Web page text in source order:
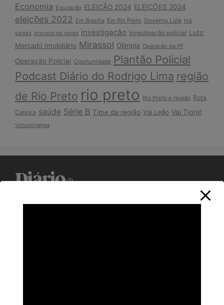
Economia Educação ELEIÇÃO 2024 ELEIÇÕES 2024
eleições 2022 Em Brasília Em Rio Preto Governo Lula Há
vagas
Imposto de renda investigação Investigação policial Luto
Mercado Imobiliário Mirassol Olímpia Operação da PF
Operação Policial Oportunidade Plantão Policial
Podcast Diário do Rodrigo Lima região
de Rio Preto rio preto Rio Preto e região Rota
Caipira saúde Série B Time da região Vai Leão Vai Tigre!
Votuporanga